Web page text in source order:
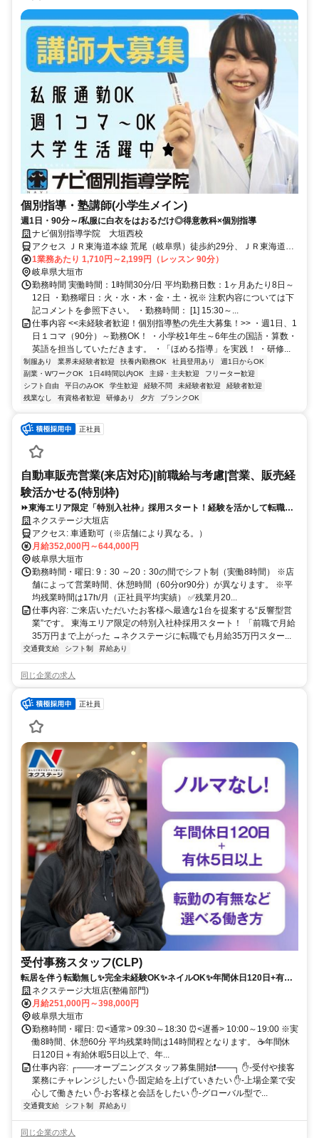
個別指導・塾講師(小学生メイン)
週1日・90分～/私服に白衣をはおるだけ◎得意教科×個別指導
ナビ個別指導学院 大垣西校
アクセス ＪＲ東海道本線 荒尾（岐阜県）徒歩約29分、ＪＲ東海道本
線 垂井南口徒歩約40分 荒尾駅より車で7分
1業務あたり 1,710円～2,199円（レッスン 90分）
岐阜県大垣市
勤務時間 実働時間：1時間30分/日 平均勤務日数：1ヶ月あたり8日～
12日 ・勤務曜日：火・水・木・金・土・祝※ 注釈内容については下
記コメントを参照下さい。 ・勤務時間： [1] 15:30～...
仕事内容 <<未経験者歓迎！個別指導塾の先生大募集！>> ・週1日、1
日１コマ（90分）～勤務OK！ ・小学校1年生～6年生の国語・算数・
英語を担当していただきます。 ・「ほめる指導」を実践！ ・研修...
制服あり 業界未経験者歓迎 扶養内勤務OK 社員登用あり
週1日からOK
副業・WワークOK
1日4時間以内OK 主婦・主夫歓迎
フリーター歓迎
シフト自由
平日のみOK 学生歓迎 経験不問 未経験者歓迎
経験者歓迎
残業なし
有資格者歓迎 研修あり 夕方 ブランクOK
正社員
自動車販売営業(来店対応)|前職給与考慮|営業、販売経
験活かせる(特別枠)
⏩️東海エリア限定「特別入社枠」採用スタート！経験を活かして転職で
きる！20代30代活躍中！※要普通自動車免許
ネクステージ大垣店
アクセス: 車通勤可（※店舗により異なる。）
月給352,000円～644,000円
岐阜県大垣市
勤務時間・曜日: 9：30 ～20：30の間でシフト制（実働8時間） ※店
舗によって営業時間、休憩時間（60分or90分）が異なります。 ※平
均残業時間は17h/月（正社員平均実績） ✅残業月20...
仕事内容: ご来店いただいたお客様へ最適な1台を提案する“反響型営
業”です。 東海エリア限定の特別入社枠採用スタート！ 「前職で月給
35万円まで上がった →ネクステージに転職でも月給35万円スター...
交通費支給 シフト制 昇給あり
同じ企業の求人
正社員
受付事務スタッフ(CLP)
転居を伴う転勤無し✨完全未経験OK✨ネイルOK✨年間休日120日+有給
休暇5日でワークライフバランスも充実❗
ネクステージ大垣店(整備部門)
月給251,000円～398,000円
岐阜県大垣市
勤務時間・曜日: ⏰<通常> 09:30～18:30 ⏰<遅番> 10:00～19:00 ※実
働8時間、休憩60分 平均残業時間は14時間程となります。 ☕年間休
日120日＋有給休暇5日以上で、年...
仕事内容: ┌――オープニングスタッフ募集開始❗――┐ ✋-受付や接客
業務にチャレンジしたい ✋-固定給を上げていきたい ✋-上場企業で安
心して働きたい ✋-お客様と会話をしたい ✋-グローバル型で...
交通費支給 シフト制 昇給あり
同じ企業の求人